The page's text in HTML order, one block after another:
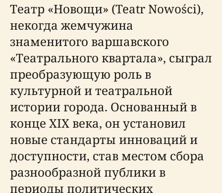
Театр «Новощи» (Teatr Nowości),
некогда жемчужина
знаменитого варшавского
«Театрального квартала», сыграл
преобразующую роль в
культурной и театральной
истории города. Основанный в
конце XIX века, он установил
новые стандарты инноваций и
доступности, став местом сбора
разнообразной публики в
периоды политических